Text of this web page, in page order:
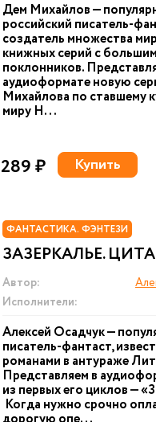
Дем Михайлов —
российский писатель-
создатель множества
книжных серий с
поклонников.
аудиоформате новую
Михайлова по ставшему
миру Н...
289 ₽ Купить
ФАНТАСТИКА. ФЭНТЕЗИ
ЗАЗЕРКАЛЬЕ.
Автор:
Исполнители:
Алексей Осадчук —
писатель-фантаст,
романами в антураже
Представляем в
из первых его циклов —
Когда нужно срочно